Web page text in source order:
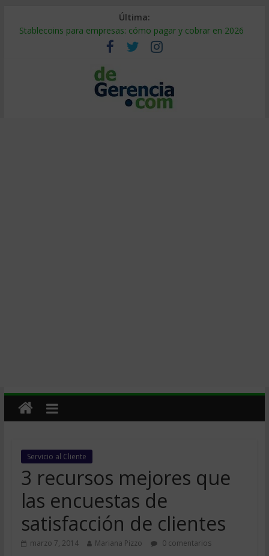
Última:
Stablecoins para empresas: cómo pagar y cobrar en 2026
Despido silencioso: qué es y por qué sale tan caro
IA en selección de personal: cómo auditarla a tiempo
Trabajo forzoso en la cadena de suministro: qué hacer
Mercado hispano de EE. UU.: cómo segmentarlo y venderle
Servicio al Cliente
3 recursos mejores que
las encuestas de
satisfacción de clientes
marzo 7, 2014 Mariana Pizzo 0 comentarios